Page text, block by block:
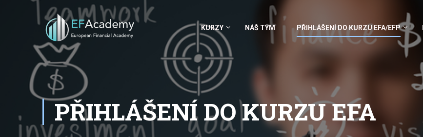
KURZY NÁŠ TÝM PŘIHLÁŠENÍ DO KURZU EFA/EFP
PŘIHLÁŠENÍ DO KURZU EFA